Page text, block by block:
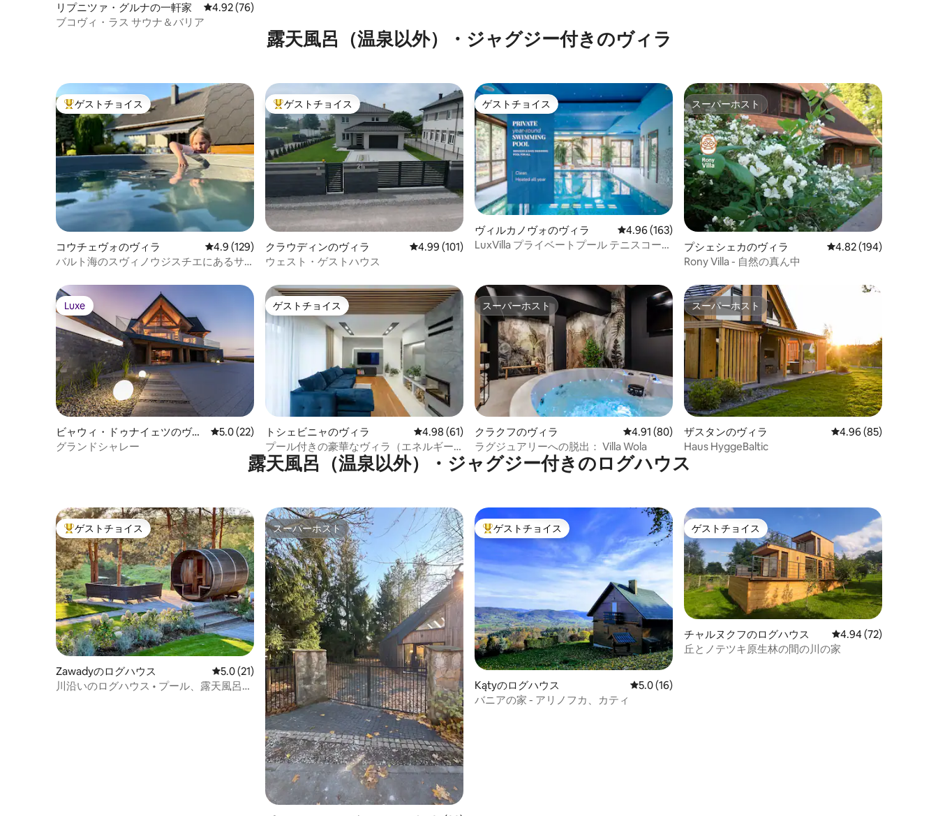
リプニツァ・グルナの一軒家 レビュー76件、5つ星中4.92つ星の平均評価
4.92 (76)
ブコヴィ・ラス サウナ＆バリア
露天風呂（温泉以外）・ジャグジー付きのヴィラ
大好評のゲストチョイスです。
ゲストチョイス
コウチェヴォのヴィラ レビュー129件、5つ星中4.9つ星の平均評価
4.9 (129)
バルト海のスヴィノウジスチエにあるサ
大好評のゲストチョイスです。
ゲストチョイス
クラウディンのヴィラ レビュー101件、5つ星中4.99つ星の平均評価
4.99 (101)
ウェスト・ゲストハウス
ゲストチョイス
ゲストチョイス
ヴィルカノヴォのヴィラ レビュー163件、5つ星中4.96つ星の平均評価
4.96 (163)
LuxVilla プライベートプール テニスコート
スーパーホスト
スーパーホスト
プシェシェカのヴィラ レビュー194件、5つ
4.82 (194)
Rony Villa - 自然の真ん中
Luxe
Luxe
ビャウィ・ドゥナイェツのヴィ
ラ
レビュー22件、5つ星中5.0つ星の平均評価
5.0 (22)
グランドシャレー
ゲストチョイス
ゲストチョイス
トシェビニャのヴィラ レビュー61件、5つ星中4.98つ星の平均評価
4.98 (61)
プール付きの豪華なヴィラ（エネルギー
ランディアイ近く）
スーパーホスト
スーパーホスト
クラクフのヴィラ レビュー80件、5つ星中4.91つ星の平均評価
4.91 (80)
ラグジュアリーへの脱出： Villa Wola
スーパーホスト
スーパーホスト
ザスタンのヴィラ レビュー85件、5つ星
4.96 (85)
Haus HyggeBaltic
露天風呂（温泉以外）・ジャグジー付きのログハウス
大好評のゲストチョイスです。
ゲストチョイス
Zawadyのログハウス レビュー21件、5つ星中5.0つ星の平均評価
5.0 (21)
川沿いのログハウス • プール、露天風呂、
スーパーホスト
スーパーホスト 大好評のゲストチョイスです。
ゲストチョイス
Kątyのログハウス レビュー16件、5つ星中5.0つ星の平均評価
5.0 (16)
バニアの家 - アリノフカ、カティ
ゲストチョイス
ゲストチョイス
チャルヌクフのログハウス レビュー72件、5つ星
4.94 (72)
丘とノテツキ原生林の間の川の家